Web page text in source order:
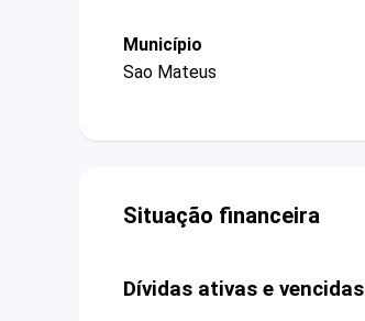
Município
Sao Mateus
Situação financeira
Dívidas ativas e vencidas